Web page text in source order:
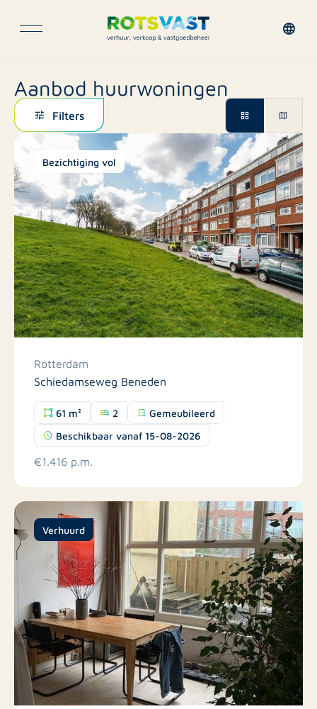
Aanbod huurwoningen
Filters
Bezichtiging vol
Rotterdam
Schiedamseweg Beneden
61 m² 2
Gemeubileerd
Beschikbaar vanaf 15-08-2026
€1.416 p.m.
Verhuurd